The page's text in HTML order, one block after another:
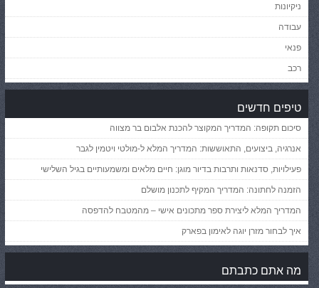
ניקיונות
עבודה
פנאי
רכב
טיפים חדשים
סיכום תקופה: המדריך המקוצר להכנת אלבום בר מצווה
אנרגיה, ביצועים, התאוששות: המדריך המלא ל-מולטי ויטמין לגבר
פעילויות, סדנאות ותרבות בדיור מוגן: חיים מלאים ומשמעותיים בגיל השלישי
הזמנה לחתונה: המדריך המקיף לתכנון מושלם
המדריך המלא ליצירת ספר מתכונים אישי – מהמטבח להדפסה
איך לבחור מזרן יוגה לאימון בפארק
מה אתם כתבתם